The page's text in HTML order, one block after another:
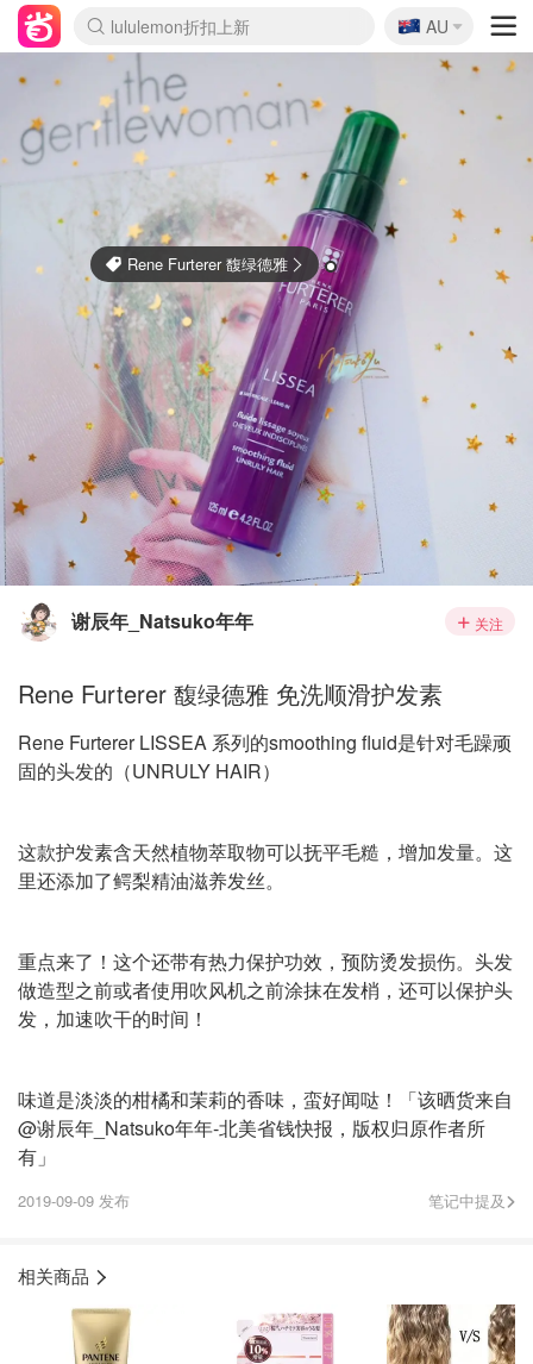
lululemon折扣上新
Sasa美妆护肤3.5折
SSENSE年中3折
FreshBeauty好价汇总
Cettire降价+叠9折
WWS Coles超市实拍
viagogo二手票捡漏
Myer超级周末1折
The Outnet奢牌1折起
David Jones 3折起
Flannels大牌1折
Perfumes Club护肤1折
AMIRO返校季6.2折
Amazon折扣汇总
eToro入金$200送$50
Amazon数码好物
ICONIC本周7.5折
ThedoubleF高奢地板价
Moose Knuckles 6折
丝芙兰5折起
EUFY官网3.7折起
Selenichast首饰2折
Trip机票酒店促销
YSL送5件彩妆礼
Amazon家居好物
Amazon美妆护肤
雅漾大喷$8
过敏原检测盒$33
伊索独家赠50ml沐浴露
科颜氏清仓3折
SEALIFE海洋馆门票6折
丝塔芙大白罐$16
订阅Newsletter送香薰
Cult Beauty 6.8折
Harrods圣诞日历2.3折
LN-CC奢牌私促3折
d'Alba空姐喷雾$16
EVE LOM套装逆天2折
Bernardelli独家4折
Adore Beauty 6折起
CT圣诞日历
Mytheresa奢品2.7折
Luxury Escapes 9折
Currentbody美容仪9折
MOON Garden Live
ALLSAINTS美衣3折
Roborock扫地机3.7折
Tingo Life水杯$24
Valentino官网5折
CR洗发护发6.3折
修丽可套装7.4折
Myer彩妆2件7折
GANNI官网4.5折
Stylevana韩妆4折
Tessabit高奢8.5折
OGX洗护4折
Amazon阿德莱德次日达
卡诗8.5折+赠礼
Philips Hue灯具8折
🇦🇺
AU
Rene Furterer 馥绿德雅
谢辰年_Natsuko年年 关注
Rene Furterer 馥绿德雅 免洗顺滑护发素
Rene Furterer LISSEA 系列的smoothing fluid是针对毛躁顽
固的头发的（UNRULY HAIR）
这款护发素含天然植物萃取物可以抚平毛糙，增加发量。这
里还添加了鳄梨精油滋养发丝。
重点来了！这个还带有热力保护功效，预防烫发损伤。头发
做造型之前或者使用吹风机之前涂抹在发梢，还可以保护头
发，加速吹干的时间！
味道是淡淡的柑橘和茉莉的香味，蛮好闻哒！「该晒货来自
@谢辰年_Natsuko年年-北美省钱快报，版权归原作者所
有」
2019-09-09 发布 笔记中提及
相关商品